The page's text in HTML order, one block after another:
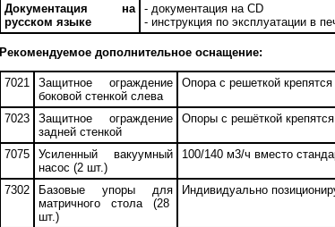
Документация на
русском языке
- документация на СD
- инструкция по эксплуатации в
Рекомендуемое дополнительное оснащение:
7021
Защитное ограждение
боковой стенкой слева
Опора с решеткой
7023
Защитное ограждение
задней стенкой
Опоры с решёткой
7075
Усиленный вакуумный
насос (2 шт.)
100/140 м3/ч вместо
7302
Базовые упоры для
матричного стола (28
шт.)
Индивидуально